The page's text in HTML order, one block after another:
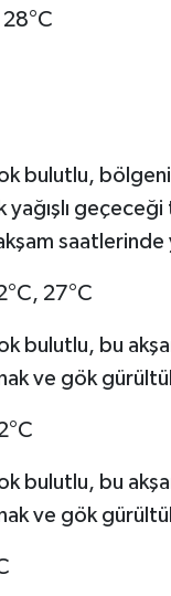
28°C
bulutlu,
27°C
bulutlu, bu
ve gök
bulutlu, bu
ve gök